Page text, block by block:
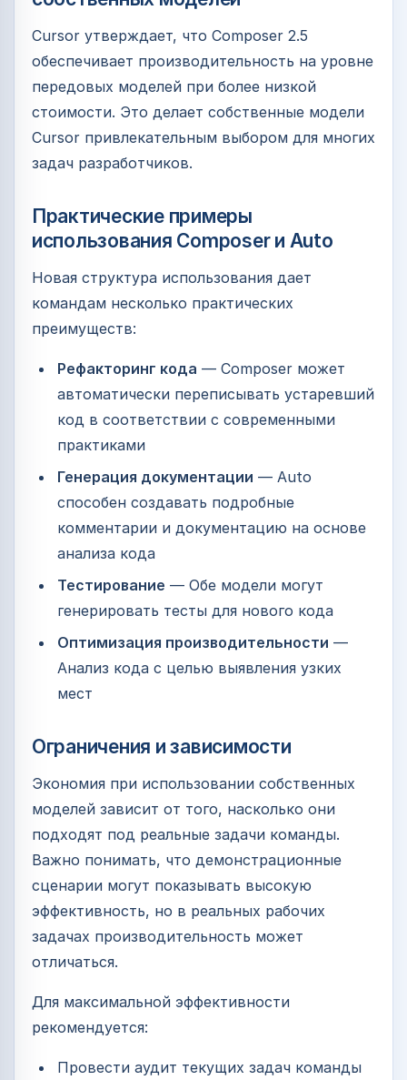
Cursor утверждает, что Composer 2.5
обеспечивает производительность на уровне
передовых моделей при более низкой
стоимости. Это делает собственные модели
Cursor привлекательным выбором для многих
задач разработчиков.
Практические примеры
использования Composer и Auto
Новая структура использования дает
командам несколько практических
преимуществ:
Рефакторинг кода — Composer может
автоматически переписывать устаревший
код в соответствии с современными
практиками
Генерация документации — Auto
способен создавать подробные
комментарии и документацию на основе
анализа кода
Тестирование — Обе модели могут
генерировать тесты для нового кода
Оптимизация производительности —
Анализ кода с целью выявления узких
мест
Ограничения и зависимости
Экономия при использовании собственных
моделей зависит от того, насколько они
подходят под реальные задачи команды.
Важно понимать, что демонстрационные
сценарии могут показывать высокую
эффективность, но в реальных рабочих
задачах производительность может
отличаться.
Для максимальной эффективности
рекомендуется:
Провести аудит текущих задач команды